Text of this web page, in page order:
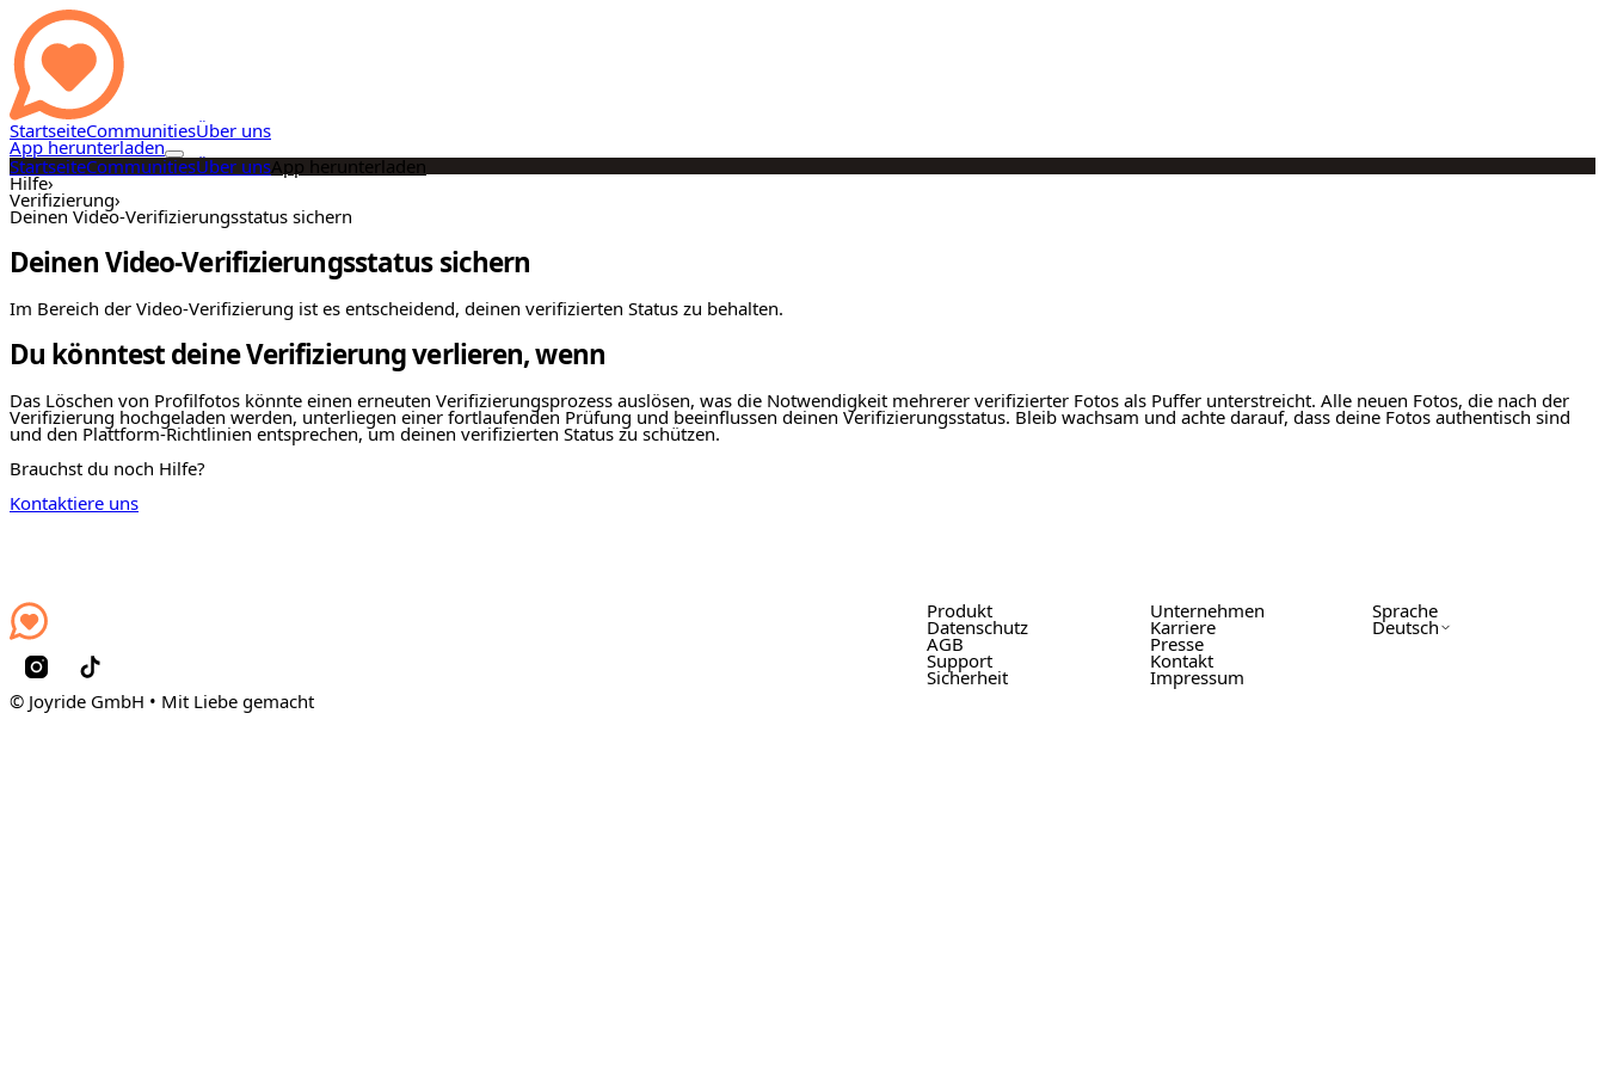
StartseiteCommunitiesÜber uns
App herunterladen
StartseiteCommunitiesÜber unsApp herunterladen
Hilfe›
Verifizierung›
Deinen Video-Verifizierungsstatus sichern
Deinen Video-Verifizierungsstatus sichern
Im Bereich der Video-Verifizierung ist es entscheidend, deinen verifizierten Status zu behalten.
Du könntest deine Verifizierung verlieren, wenn
Das Löschen von Profilfotos könnte einen erneuten Verifizierungsprozess auslösen, was die Notwendigkeit mehrerer verifizierter Fotos als Puffer unterstreicht. Alle neuen Fotos, die nach der
Verifizierung hochgeladen werden, unterliegen einer fortlaufenden Prüfung und beeinflussen deinen Verifizierungsstatus. Bleib wachsam und achte darauf, dass deine Fotos authentisch sind
und den Plattform-Richtlinien entsprechen, um deinen verifizierten Status zu schützen.
Brauchst du noch Hilfe?
Kontaktiere uns
© Joyride GmbH • Mit Liebe gemacht
Produkt
Datenschutz
AGB
Support
Sicherheit
Unternehmen
Karriere
Presse
Kontakt
Impressum
Sprache
Deutsch